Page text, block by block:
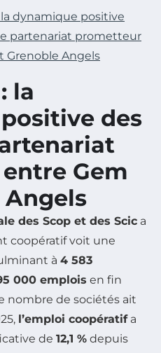
dynamique positive
partenariat prometteur
Grenoble Angels
la
des
Gem
des Scop et des Scic a
coopératif voit une
à 4 583
000 emplois en fin
nombre de sociétés ait
l’emploi coopératifa
de 12,1 % depuis